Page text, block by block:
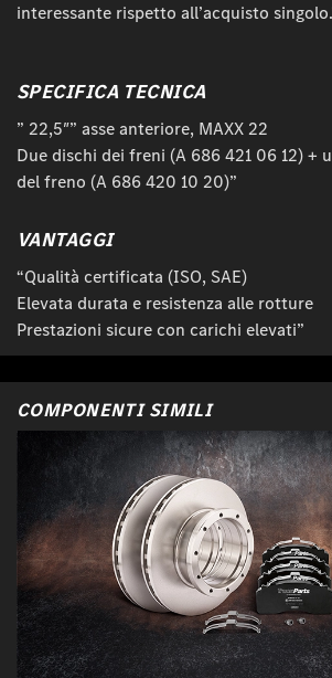
interessante rispetto all’acquisto
SPECIFICA TECNICA
” 22,5″” asse anteriore, MAXX 22
Due dischi dei freni (A 686 421 06 12) +
del freno (A 686 420 10 20)”
VANTAGGI
“Qualità certificata (ISO, SAE)
Elevata durata e resistenza alle rotture
Prestazioni sicure con carichi elevati”
COMPONENTI SIMILI